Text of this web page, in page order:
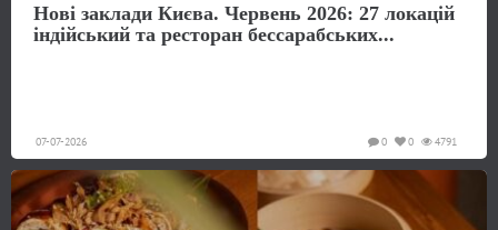
Нові заклади Києва. Червень 2026: 27 локацій
індійський та ресторан бессарабських...
07-07-2026 4791
0
0